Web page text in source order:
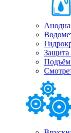
Защита
Подъём